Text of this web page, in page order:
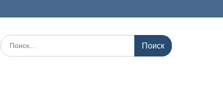
Поиск
по: